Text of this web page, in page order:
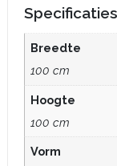
Specificaties
Breedte
100 cm
Hoogte
100 cm
Vorm